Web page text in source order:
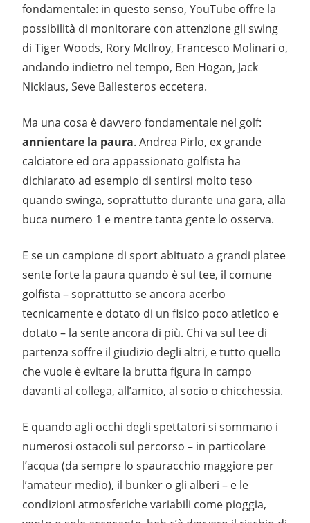
fondamentale: in questo senso, YouTube offre la
possibilità di monitorare con attenzione gli swing
di Tiger Woods, Rory McIlroy, Francesco Molinari o,
andando indietro nel tempo, Ben Hogan, Jack
Nicklaus, Seve Ballesteros eccetera.
Ma una cosa è davvero fondamentale nel golf:
annientare la paura. Andrea Pirlo, ex grande
calciatore ed ora appassionato golfista ha
dichiarato ad esempio di sentirsi molto teso
quando swinga, soprattutto durante una gara, alla
buca numero 1 e mentre tanta gente lo osserva.
E se un campione di sport abituato a grandi platee
sente forte la paura quando è sul tee, il comune
golfista – soprattutto se ancora acerbo
tecnicamente e dotato di un fisico poco atletico e
dotato – la sente ancora di più. Chi va sul tee di
partenza soffre il giudizio degli altri, e tutto quello
che vuole è evitare la brutta figura in campo
davanti al collega, all’amico, al socio o chicchessia.
E quando agli occhi degli spettatori si sommano i
numerosi ostacoli sul percorso – in particolare
l’acqua (da sempre lo spauracchio maggiore per
l’amateur medio), il bunker o gli alberi – e le
condizioni atmosferiche variabili come pioggia,